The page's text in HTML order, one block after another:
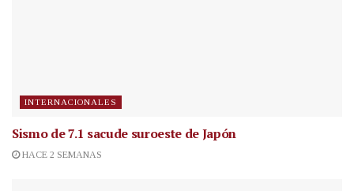
INTERNACIONALES
Sismo de 7.1 sacude suroeste de Japón
HACE 2 SEMANAS